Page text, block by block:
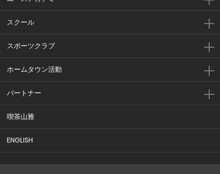
スクール
スポーツクラブ
ホームタウン活動
パートナー
喫茶山雅
ENGLISH